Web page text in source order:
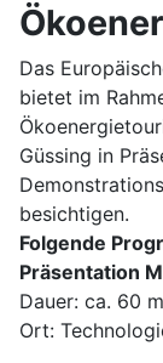
Das
bietet im
Güssing in
besichtigen.
Folgende
Präsentation
Dauer: ca. 60
Ort: